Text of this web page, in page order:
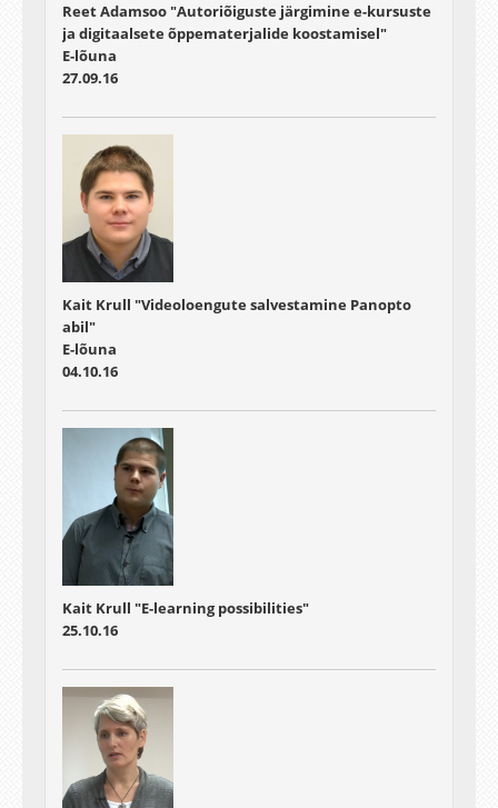
Reet Adamsoo "Autoriõiguste järgimine e-kursuste
ja digitaalsete õppematerjalide koostamisel"
E-lõuna
27.09.16
Kait Krull "Videoloengute salvestamine Panopto
abil"
E-lõuna
04.10.16
Kait Krull "E-learning possibilities"
25.10.16